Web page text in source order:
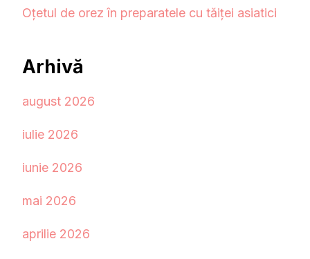
Oțetul de orez în preparatele cu tăiței asiatici
Arhivă
august 2026
iulie 2026
iunie 2026
mai 2026
aprilie 2026